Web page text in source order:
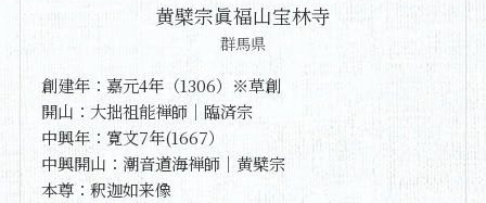
黄檗宗眞福山宝林寺
群馬県
創建年：嘉元4年（1306）※草創
開山：大拙祖能禅師｜臨済宗
中興年：寛文7年(1667）
中興開山：潮音道海禅師｜黄檗宗
本尊：釈迦如来像